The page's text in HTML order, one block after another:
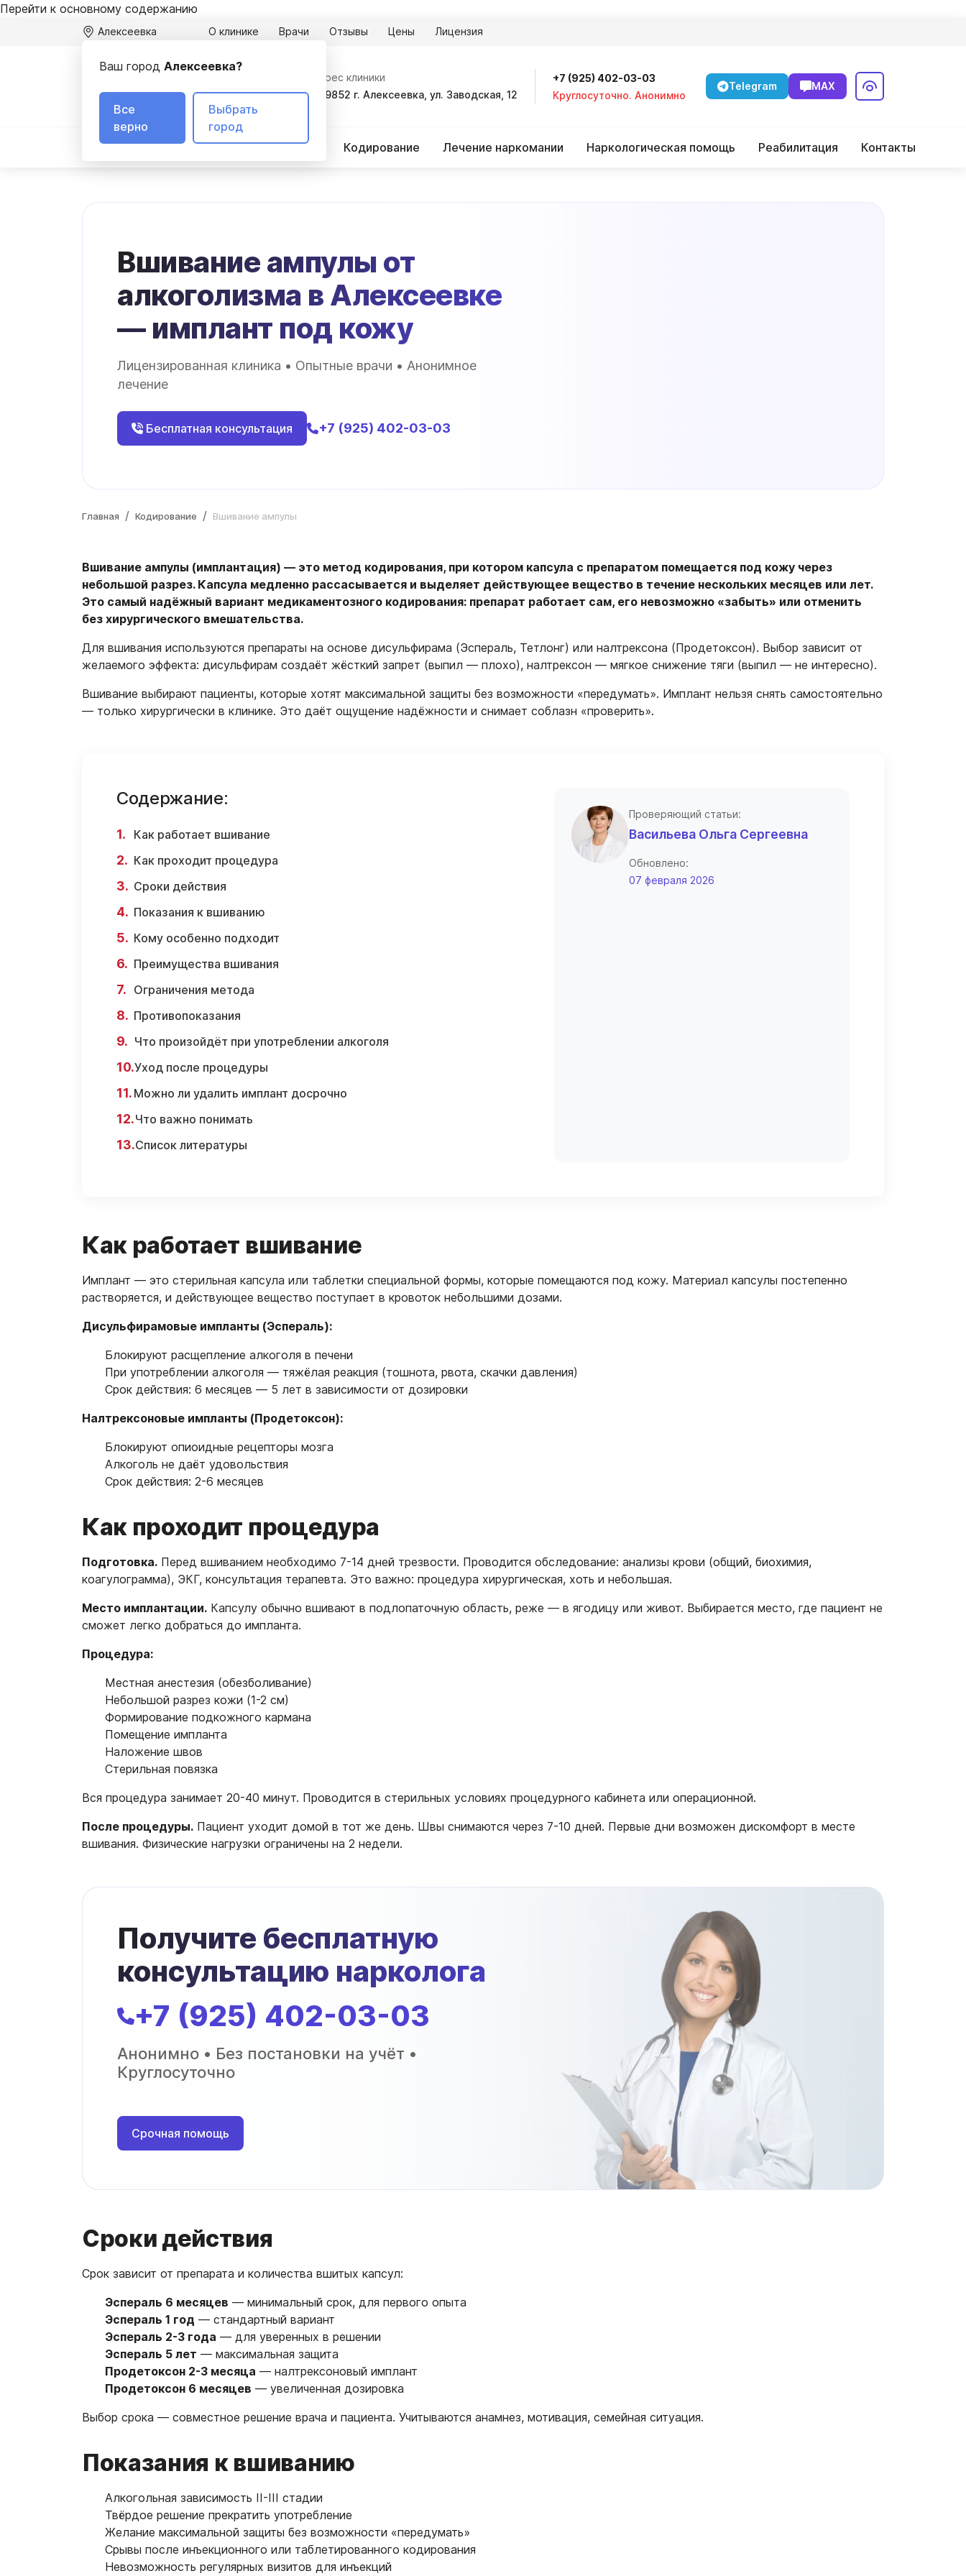
Перейти к основному содержанию
Алексеевка
Ваш город Алексеевка?
Все
верно
Выбрать
город
О клинике Врачи Отзывы Цены Лицензия
Адрес клиники
309852 г. Алексеевка, ул. Заводская, 12
+7 (925) 402-03-03
Круглосуточно. Анонимно
Telegram MAX
Вывод из запоя Лечение алкоголизма Кодирование Лечение наркомании Наркологическая помощь Реабилитация Контакты
Вшивание ампулы от
алкоголизма в Алексеевке
— имплант под кожу
Лицензированная клиника • Опытные врачи • Анонимное
лечение
Бесплатная консультация +7 (925) 402-03-03
Главная Кодирование Вшивание ампулы
Вшивание ампулы (имплантация) — это метод кодирования, при котором капсула с препаратом помещается под кожу через
небольшой разрез. Капсула медленно рассасывается и выделяет действующее вещество в течение нескольких месяцев или лет.
Это самый надёжный вариант медикаментозного кодирования: препарат работает сам, его невозможно «забыть» или отменить
без хирургического вмешательства.
Для вшивания используются препараты на основе дисульфирама (Эспераль, Тетлонг) или налтрексона (Продетоксон). Выбор зависит от
желаемого эффекта: дисульфирам создаёт жёсткий запрет (выпил — плохо), налтрексон — мягкое снижение тяги (выпил — не интересно).
Вшивание выбирают пациенты, которые хотят максимальной защиты без возможности «передумать». Имплант нельзя снять самостоятельно
— только хирургически в клинике. Это даёт ощущение надёжности и снимает соблазн «проверить».
Содержание:
Как работает вшивание
Как проходит процедура
Сроки действия
Показания к вшиванию
Кому особенно подходит
Преимущества вшивания
Ограничения метода
Противопоказания
Что произойдёт при употреблении алкоголя
Уход после процедуры
Можно ли удалить имплант досрочно
Что важно понимать
Список литературы
Проверяющий статьи:
Васильева Ольга Сергеевна
Обновлено:
07 февраля 2026
Как работает вшивание
Имплант — это стерильная капсула или таблетки специальной формы, которые помещаются под кожу. Материал капсулы постепенно
растворяется, и действующее вещество поступает в кровоток небольшими дозами.
Дисульфирамовые импланты (Эспераль):
Блокируют расщепление алкоголя в печени
При употреблении алкоголя — тяжёлая реакция (тошнота, рвота, скачки давления)
Срок действия: 6 месяцев — 5 лет в зависимости от дозировки
Налтрексоновые импланты (Продетоксон):
Блокируют опиоидные рецепторы мозга
Алкоголь не даёт удовольствия
Срок действия: 2-6 месяцев
Как проходит процедура
Подготовка. Перед вшиванием необходимо 7-14 дней трезвости. Проводится обследование: анализы крови (общий, биохимия,
коагулограмма), ЭКГ, консультация терапевта. Это важно: процедура хирургическая, хоть и небольшая.
Место имплантации. Капсулу обычно вшивают в подлопаточную область, реже — в ягодицу или живот. Выбирается место, где пациент не
сможет легко добраться до импланта.
Процедура:
Местная анестезия (обезболивание)
Небольшой разрез кожи (1-2 см)
Формирование подкожного кармана
Помещение импланта
Наложение швов
Стерильная повязка
Вся процедура занимает 20-40 минут. Проводится в стерильных условиях процедурного кабинета или операционной.
После процедуры. Пациент уходит домой в тот же день. Швы снимаются через 7-10 дней. Первые дни возможен дискомфорт в месте
вшивания. Физические нагрузки ограничены на 2 недели.
Получите бесплатную
консультацию нарколога
+7 (925) 402-03-03
Анонимно • Без постановки на учёт •
Круглосуточно
Срочная помощь
Сроки действия
Срок зависит от препарата и количества вшитых капсул:
Эспераль 6 месяцев — минимальный срок, для первого опыта
Эспераль 1 год — стандартный вариант
Эспераль 2-3 года — для уверенных в решении
Эспераль 5 лет — максимальная защита
Продетоксон 2-3 месяца — налтрексоновый имплант
Продетоксон 6 месяцев — увеличенная дозировка
Выбор срока — совместное решение врача и пациента. Учитываются анамнез, мотивация, семейная ситуация.
Показания к вшиванию
Алкогольная зависимость II-III стадии
Твёрдое решение прекратить употребление
Желание максимальной защиты без возможности «передумать»
Срывы после инъекционного или таблетированного кодирования
Невозможность регулярных визитов для инъекций